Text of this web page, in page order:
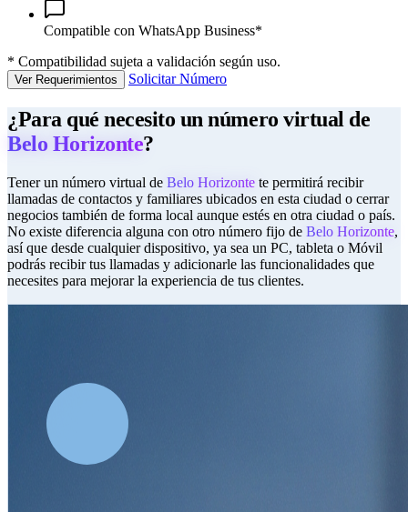
Compatible con WhatsApp Business*
* Compatibilidad sujeta a validación según uso.
Ver Requerimientos Solicitar Número
¿Para qué necesito un número virtual de
Belo Horizonte?
Tener un número virtual de Belo Horizonte te permitirá recibir
llamadas de contactos y familiares ubicados en esta ciudad o cerrar
negocios también de forma local aunque estés en otra ciudad o país.
No existe diferencia alguna con otro número fijo de Belo Horizonte,
así que desde cualquier dispositivo, ya sea un PC, tableta o Móvil
podrás recibir tus llamadas y adicionarle las funcionalidades que
necesites para mejorar la experiencia de tus clientes.